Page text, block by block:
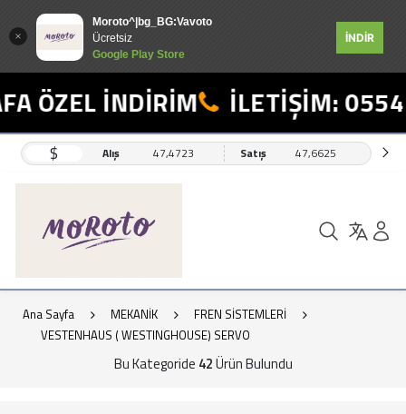
Moroto^|bg_BG:Vavoto
Ücretsiz
Google Play Store
İNDİR
İNDİRİM İLETİŞİM: 0554
$ Alış 47,4723 Satış 47,6625
Ana Sayfa MEKANİK
FREN SİSTEMLERİ
VESTENHAUS ( WESTINGHOUSE) SERVO
Bu Kategoride 42Ürün Bulundu